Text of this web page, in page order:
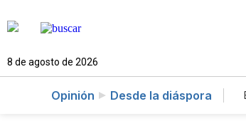
8 de agosto de 2026
Opinión Desde la diáspora